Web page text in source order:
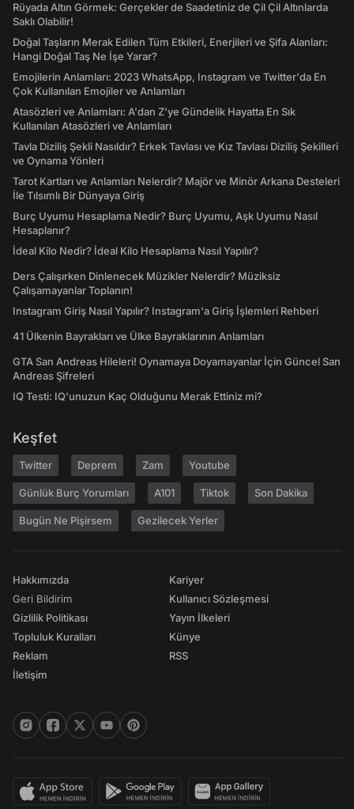
Rüyada Altın Görmek: Gerçekler de Saadetiniz de Çil Çil Altınlarda
Saklı Olabilir!
Doğal Taşların Merak Edilen Tüm Etkileri, Enerjileri ve Şifa Alanları:
Hangi Doğal Taş Ne İşe Yarar?
Emojilerin Anlamları: 2023 WhatsApp, Instagram ve Twitter'da En
Çok Kullanılan Emojiler ve Anlamları
Atasözleri ve Anlamları: A'dan Z'ye Gündelik Hayatta En Sık
Kullanılan Atasözleri ve Anlamları
Tavla Diziliş Şekli Nasıldır? Erkek Tavlası ve Kız Tavlası Diziliş Şekilleri
ve Oynama Yönleri
Tarot Kartları ve Anlamları Nelerdir? Majör ve Minör Arkana Desteleri
İle Tılsımlı Bir Dünyaya Giriş
Burç Uyumu Hesaplama Nedir? Burç Uyumu, Aşk Uyumu Nasıl
Hesaplanır?
İdeal Kilo Nedir? İdeal Kilo Hesaplama Nasıl Yapılır?
Ders Çalışırken Dinlenecek Müzikler Nelerdir? Müziksiz
Çalışamayanlar Toplanın!
Instagram Giriş Nasıl Yapılır? Instagram'a Giriş İşlemleri Rehberi
41 Ülkenin Bayrakları ve Ülke Bayraklarının Anlamları
GTA San Andreas Hileleri! Oynamaya Doyamayanlar İçin Güncel San
Andreas Şifreleri
IQ Testi: IQ'unuzun Kaç Olduğunu Merak Ettiniz mi?
Keşfet
Twitter Deprem Zam Youtube
Günlük Burç Yorumları A101 Tiktok Son Dakika
Bugün Ne Pişirsem Gezilecek Yerler
Hakkımızda
Geri Bildirim
Gizlilik Politikası
Topluluk Kuralları
Reklam
İletişim
Kariyer
Kullanıcı Sözleşmesi
Yayın İlkeleri
Künye
RSS